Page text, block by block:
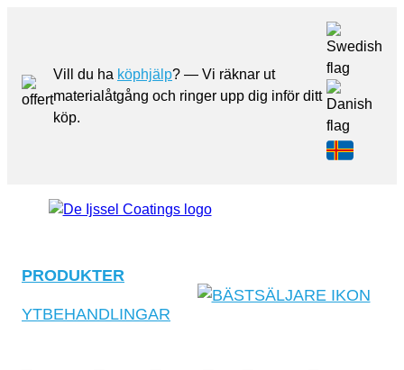
Vill du ha köphjälp? — Vi räknar ut
materialåtgång och ringer upp dig inför ditt
köp.
PRODUKTER
YTBEHANDLINGAR